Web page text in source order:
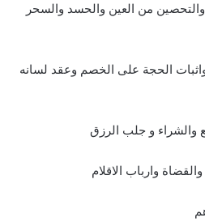
والتحصين من العين والحسد والسحر
الحجة على الخصم وعقد لسانه